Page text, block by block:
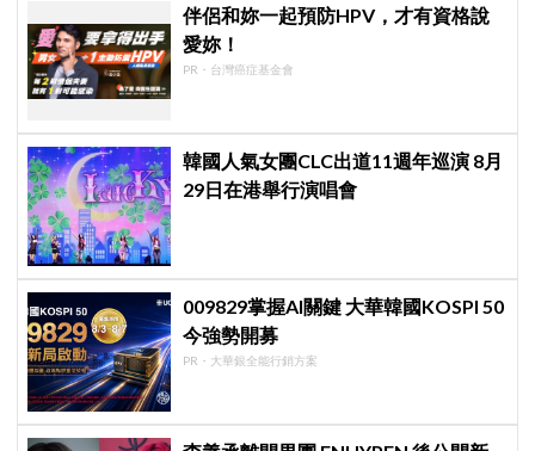
伴侶和妳一起預防HPV，才有資格說
愛妳！
PR・台灣癌症基金會
韓國人氣女團CLC出道11週年巡演 8月
29日在港舉行演唱會
009829掌握AI關鍵 大華韓國KOSPI 50
今強勢開募
PR・大華銀全能行銷方案